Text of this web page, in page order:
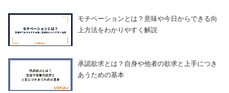
モチベーションとは？意味や今日からできる向
上方法をわかりやすく解説
承認欲求とは？自身や他者の欲求と上手につき
あうための基本